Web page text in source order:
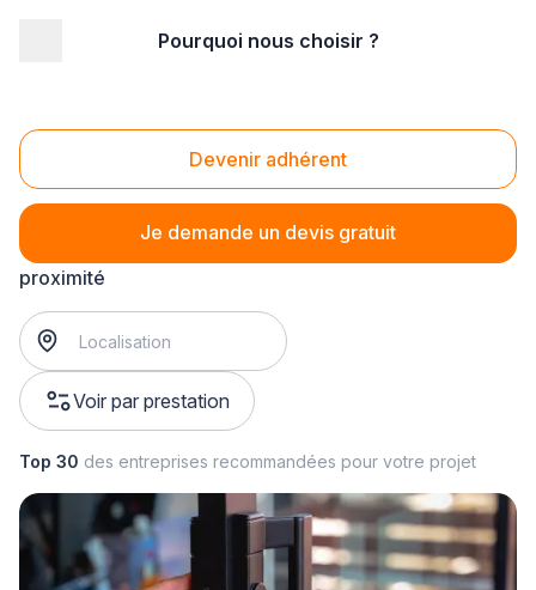
Pourquoi nous choisir ?
Devenir adhérent
Je demande un devis gratuit
Réparation de serrure
réparation de serrure
? Trouvez votre serrurier à
proximité
Voir par prestation
Top 30 des entreprises recommandées pour votre projet